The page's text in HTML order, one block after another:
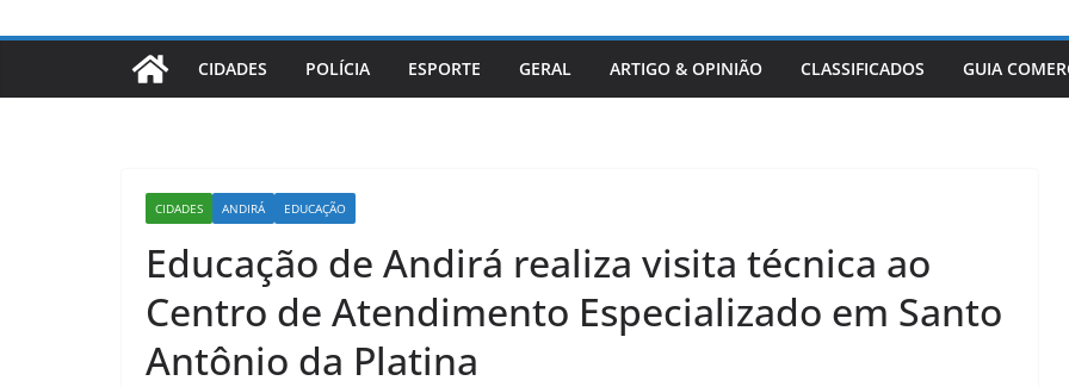
CIDADES POLÍCIA ESPORTE GERAL ARTIGO & OPINIÃO CLASSIFICADOS GUIA
CIDADES ANDIRÁ EDUCAÇÃO
Educação de Andirá realiza visita técnica ao
Centro de Atendimento Especializado em Santo
Antônio da Platina